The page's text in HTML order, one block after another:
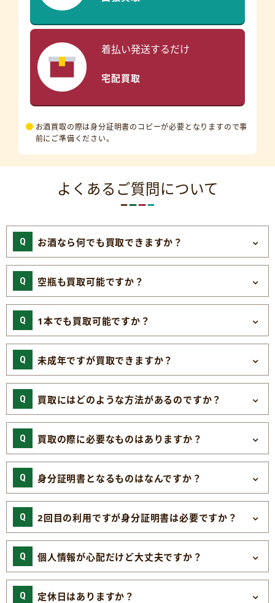
着払い発送するだけ
宅配買取
お酒買取の際は身分証明書のコピーが必要となりますので事
前にご準備ください。
よくあるご質問について
お酒なら何でも買取できますか？
空瓶も買取可能ですか？
1本でも買取可能ですか？
未成年ですが買取できますか？
買取にはどのような方法があるのですか？
買取の際に必要なものはありますか？
身分証明書となるものはなんですか？
2回目の利用ですが身分証明書は必要ですか？
個人情報が心配だけど大丈夫ですか？
定休日はありますか？